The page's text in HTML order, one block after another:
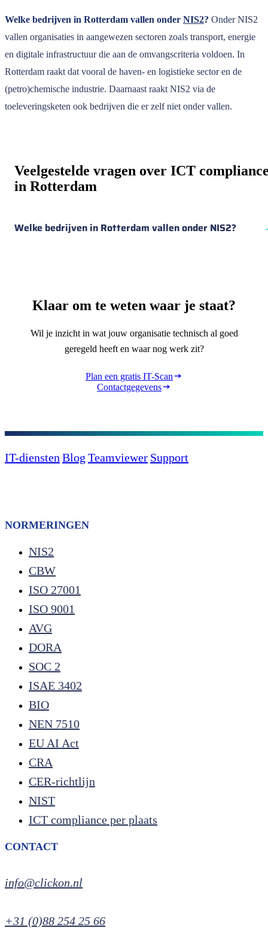
Welke bedrijven in Rotterdam vallen onder NIS2? Onder NIS2
vallen organisaties in aangewezen sectoren zoals transport, energie
en digitale infrastructuur die aan de omvangscriteria voldoen. In
Rotterdam raakt dat vooral de haven- en logistieke sector en de
(petro)chemische industrie. Daarnaast raakt NIS2 via de
toeleveringsketen ook bedrijven die er zelf niet onder vallen.
Veelgestelde vragen over ICT
in Rotterdam
Welke bedrijven in Rotterdam vallen onder NIS2?
Klaar om te weten waar je staat?
Wil je inzicht in wat jouw organisatie technisch al goed
geregeld heeft en waar nog werk zit?
Plan een gratis IT-Scan
Contactgegevens
IT-diensten Blog Teamviewer Support
NORMERINGEN
NIS2
CBW
ISO 27001
ISO 9001
AVG
DORA
SOC 2
ISAE 3402
BIO
NEN 7510
EU AI Act
CRA
CER-richtlijn
NIST
ICT compliance per plaats
CONTACT
info@clickon.nl
+31 (0)88 254 25 66